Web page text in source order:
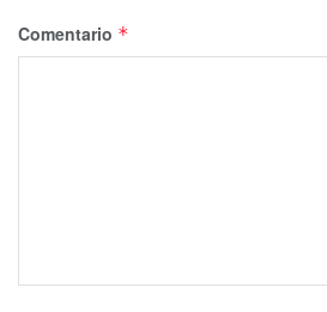
Comentario *